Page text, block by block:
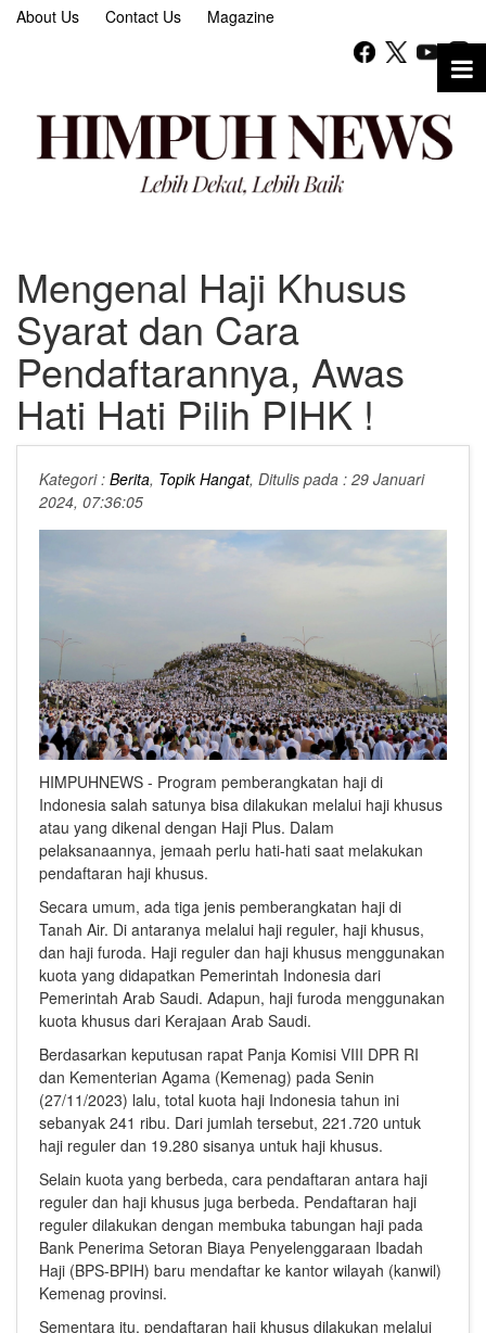
About Us Contact Us Magazine
Mengenal Haji Khusus
Syarat dan Cara
Pendaftarannya, Awas
Hati Hati Pilih PIHK !
Kategori : Berita, Topik Hangat, Ditulis pada : 29 Januari
2024, 07:36:05
HIMPUHNEWS - Program pemberangkatan haji di
Indonesia salah satunya bisa dilakukan melalui haji khusus
atau yang dikenal dengan Haji Plus. Dalam
pelaksanaannya, jemaah perlu hati-hati saat melakukan
pendaftaran haji khusus.
Secara umum, ada tiga jenis pemberangkatan haji di
Tanah Air. Di antaranya melalui haji reguler, haji khusus,
dan haji furoda. Haji reguler dan haji khusus menggunakan
kuota yang didapatkan Pemerintah Indonesia dari
Pemerintah Arab Saudi. Adapun, haji furoda menggunakan
kuota khusus dari Kerajaan Arab Saudi.
Berdasarkan keputusan rapat Panja Komisi VIII DPR RI
dan Kementerian Agama (Kemenag) pada Senin
(27/11/2023) lalu, total kuota haji Indonesia tahun ini
sebanyak 241 ribu. Dari jumlah tersebut, 221.720 untuk
haji reguler dan 19.280 sisanya untuk haji khusus.
Selain kuota yang berbeda, cara pendaftaran antara haji
reguler dan haji khusus juga berbeda. Pendaftaran haji
reguler dilakukan dengan membuka tabungan haji pada
Bank Penerima Setoran Biaya Penyelenggaraan Ibadah
Haji (BPS-BPIH) baru mendaftar ke kantor wilayah (kanwil)
Kemenag provinsi.
Sementara itu, pendaftaran haji khusus dilakukan melalui